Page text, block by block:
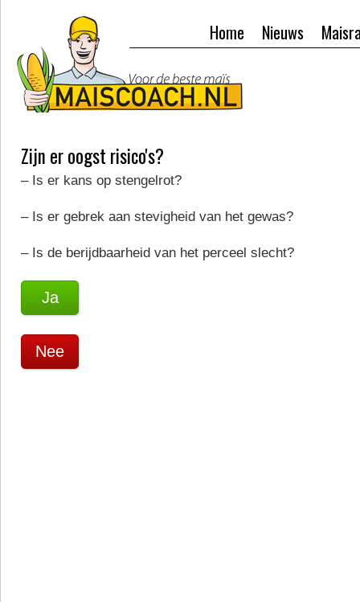
Nieuws
Home
Zijn er oogst risico's?
– Is er kans op stengelrot?
– Is er gebrek aan stevigheid van het gewas?
– Is de berijdbaarheid van het perceel slecht?
Ja
Nee